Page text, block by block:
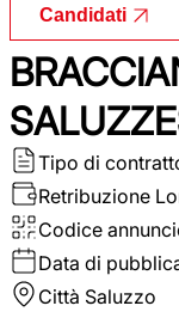
Candidati
Tipo di
Retribuzione
Codice
Data di
Città Saluzzo